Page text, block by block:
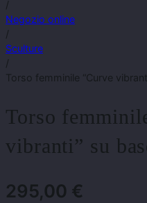
/
Negozio online
/
Sculture
/
Torso femminile “Curve
Torso
vibranti” su
295,00 €